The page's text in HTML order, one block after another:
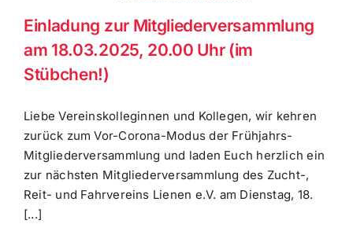
Einladung zur Mitgliederversammlung
am 18.03.2025, 20.00 Uhr (im
Stübchen!)
Liebe Vereinskolleginnen und Kollegen, wir kehren
zurück zum Vor-Corona-Modus der Frühjahrs-
Mitgliederversammlung und laden Euch herzlich ein
zur nächsten Mitgliederversammlung des Zucht-,
Reit- und Fahrvereins Lienen e.V. am Dienstag, 18.
[...]